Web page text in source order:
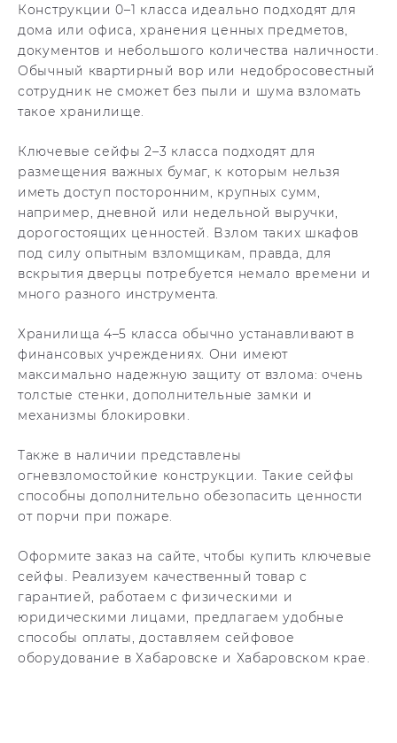
Конструкции 0–1 класса идеально подходят для
дома или офиса, хранения ценных предметов,
документов и небольшого количества наличности.
Обычный квартирный вор или недобросовестный
сотрудник не сможет без пыли и шума взломать
такое хранилище.
Ключевые сейфы 2–3 класса подходят для
размещения важных бумаг, к которым нельзя
иметь доступ посторонним, крупных сумм,
например, дневной или недельной выручки,
дорогостоящих ценностей. Взлом таких шкафов
под силу опытным взломщикам, правда, для
вскрытия дверцы потребуется немало времени и
много разного инструмента.
Хранилища 4–5 класса обычно устанавливают в
финансовых учреждениях. Они имеют
максимально надежную защиту от взлома: очень
толстые стенки, дополнительные замки и
механизмы блокировки.
Также в наличии представлены
огневзломостойкие конструкции. Такие сейфы
способны дополнительно обезопасить ценности
от порчи при пожаре.
Оформите заказ на сайте, чтобы купить ключевые
сейфы. Реализуем качественный товар с
гарантией, работаем с физическими и
юридическими лицами, предлагаем удобные
способы оплаты, доставляем сейфовое
оборудование в Хабаровске и Хабаровском крае.